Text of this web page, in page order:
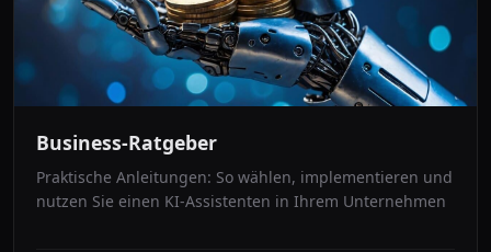
Business-Ratgeber
Praktische Anleitungen: So wählen, implementieren und
nutzen Sie einen KI-Assistenten in Ihrem Unternehmen